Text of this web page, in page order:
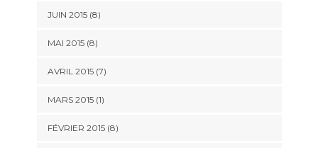
JUIN 2015 (8)
MAI 2015 (8)
AVRIL 2015 (7)
MARS 2015 (1)
FÉVRIER 2015 (8)